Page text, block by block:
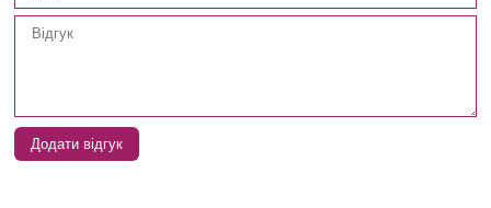
Додати відгук